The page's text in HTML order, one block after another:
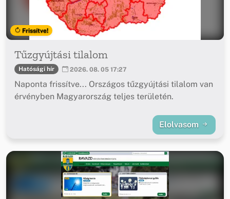
Frissítve!
Tűzgyújtási tilalom
Hatósági hír 2026. 08. 05 17:27
Naponta frissítve... Országos tűzgyújtási tilalom van
érvényben Magyarország teljes területén.
Elolvasom